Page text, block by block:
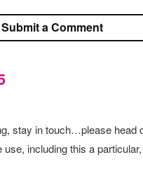
Submit a Comment
stay in touch…please head
use, including this a